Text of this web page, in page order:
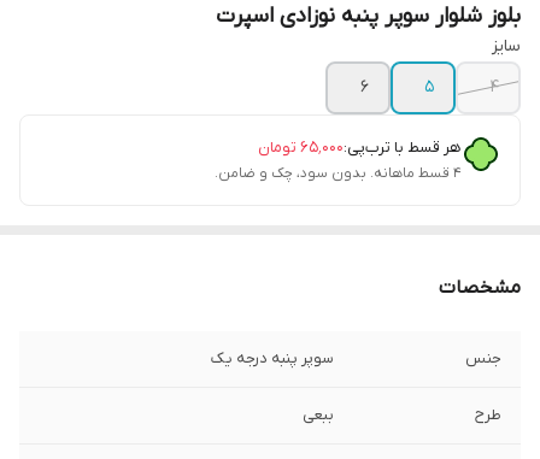
بلوز شلوار سوپر پنبه نوزادی اسپرت
سایز
۴
۵ ۶
هر قسط با ترب‌پی:۶۵٬۰۰۰ تومان
۴ قسط ماهانه. بدون سود، چک و ضامن.
مشخصات
جنس سوپر پنبه درجه یک
طرح ببعی